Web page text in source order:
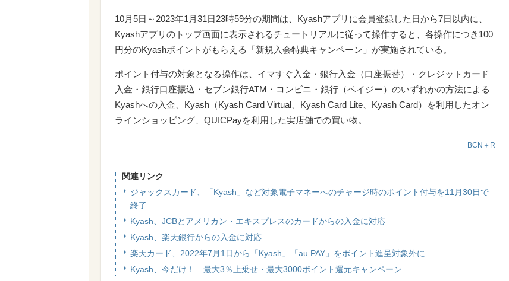
10月5日～2023年1月31日23時59分の期間は、Kyashアプリに会員登録した日から7日以内に、
Kyashアプリのトップ画面に表示されるチュートリアルに従って操作すると、各操作につき100
円分のKyashポイントがもらえる「新規入会特典キャンペーン」が実施されている。
ポイント付与の対象となる操作は、イマすぐ入金・銀行入金（口座振替）・クレジットカード
入金・銀行口座振込・セブン銀行ATM・コンビニ・銀行（ペイジー）のいずれかの方法による
Kyashへの入金、Kyash（Kyash Card Virtual、Kyash Card Lite、Kyash Card）を利用したオン
ラインショッピング、QUICPayを利用した実店舗での買い物。
BCN＋R
関連リンク
ジャックスカード、「Kyash」など対象電子マネーへのチャージ時のポイント付与を11月30日で
終了
Kyash、JCBとアメリカン・エキスプレスのカードからの入金に対応
Kyash、楽天銀行からの入金に対応
楽天カード、2022年7月1日から「Kyash」「au PAY」をポイント進呈対象外に
Kyash、今だけ！ 最大3％上乗せ・最大3000ポイント還元キャンペーン